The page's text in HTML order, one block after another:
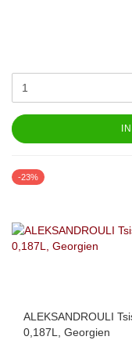
-23%
ALEKSANDROULI
0,187L, Georgien